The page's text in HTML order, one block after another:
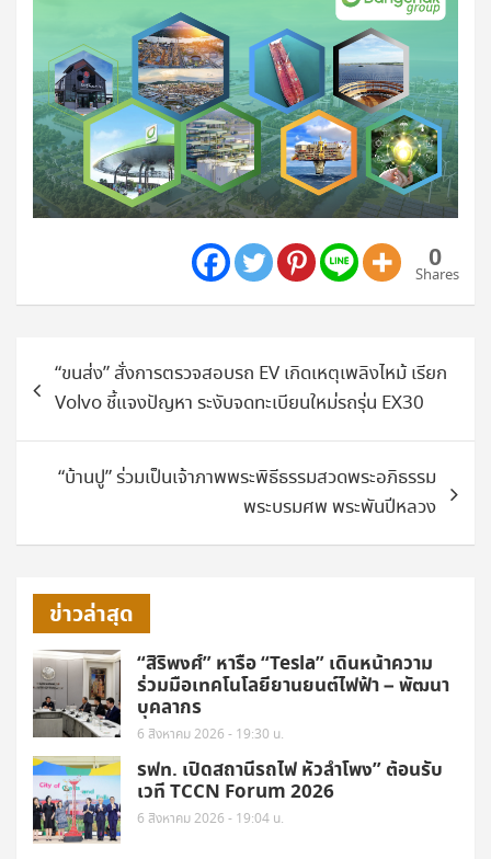
0
Shares
แนะแนว
เรื่อง“ขนส่ง” สั่งการตรวจสอบรถ EV เกิดเหตุเพลิงไหม้ เรียก
Volvo ชี้แจงปัญหา ระงับจดทะเบียนใหม่รถรุ่น EX30
“บ้านปู” ร่วมเป็นเจ้าภาพพระพิธีธรรมสวดพระอภิธรรม
พระบรมศพ พระพันปีหลวง
ข่าวล่าสุด
“สิริพงศ์” หารือ “Tesla” เดินหน้าความ
ร่วมมือเทคโนโลยียานยนต์ไฟฟ้า – พัฒนา
บุคลากร
6 สิงหาคม 2026 - 19:30 น.
รฟท. เปิดสถานีรถไฟ หัวลำโพง” ต้อนรับ
เวที TCCN Forum 2026
6 สิงหาคม 2026 - 19:04 น.